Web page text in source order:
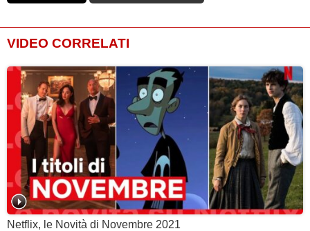
VIDEO CORRELATI
Netflix, le Novità di Novembre 2021